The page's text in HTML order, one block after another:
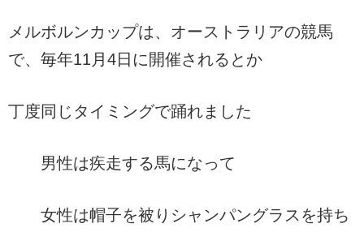
メルボルンカップは、オーストラリアの競馬
で、毎年11月4日に開催されるとか
丁度同じタイミングで踊れました
男性は疾走する馬になって
女性は帽子を被りシャンパングラスを持ち